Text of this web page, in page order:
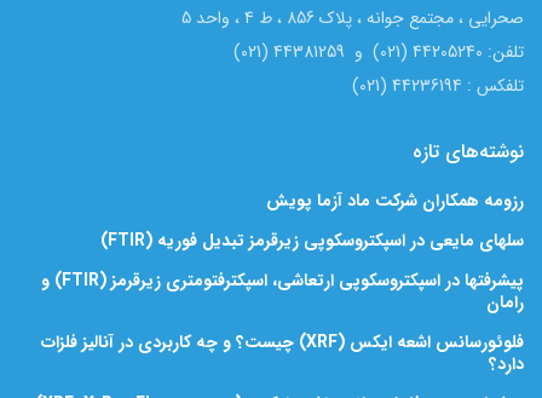
صحرایی ، مجتمع جوانه ، پلاک 856 ، ط 4 ، واحد 5
تلفن: 44205240 (021) و 44381259 (021)
تلفکس : 44236194 (021)
نوشته‌های تازه
رزومه همکاران شرکت ماد آزما پویش
سلهای مایعی در اسپکتروسکوپی زیرقرمز تبدیل فوریه (FTIR)
پیشرفتها در اسپکتروسکوپی ارتعاشی، اسپکترفتومتری زیرقرمز (FTIR) و
رامان
فلوئورسانس اشعه ایکس (XRF) چیست؟ و چه کاربردی در آنالیز فلزات
دارد؟